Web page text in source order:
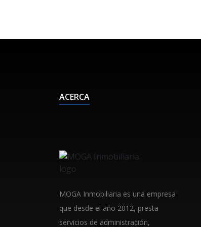
ACERCA
MOGA Inmobiliaria es una empresa
que desde el año 2012, presta
servicios de administración,
Construye tu casa
terreno propio
En Moga Inmobiliaria te